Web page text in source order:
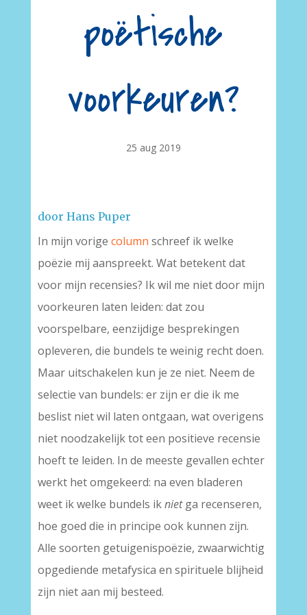
poëtische
voorkeuren?
25 aug 2019
door Hans Puper
In mijn vorige column schreef ik welke
poëzie mij aanspreekt. Wat betekent dat
voor mijn recensies? Ik wil me niet door mijn
voorkeuren laten leiden: dat zou
voorspelbare, eenzijdige besprekingen
opleveren, die bundels te weinig recht doen.
Maar uitschakelen kun je ze niet. Neem de
selectie van bundels: er zijn er die ik me
beslist niet wil laten ontgaan, wat overigens
niet noodzakelijk tot een positieve recensie
hoeft te leiden. In de meeste gevallen echter
werkt het omgekeerd: na even bladeren
weet ik welke bundels iknietga recenseren,
hoe goed die in principe ook kunnen zijn.
Alle soorten getuigenispoëzie, zwaarwichtig
opgediende metafysica en spirituele blijheid
zijn niet aan mij besteed.